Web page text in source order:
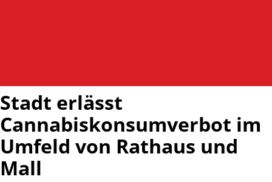
Stadt erlässt
Cannabiskonsumverbot im
Umfeld von Rathaus und
Mall